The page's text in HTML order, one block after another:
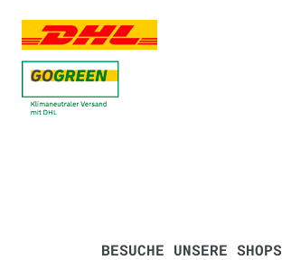
BESUCHE UNSERE SHOPS